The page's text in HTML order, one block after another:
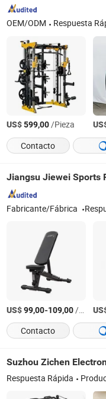
OEM/ODM Respuesta
US$599,00/Pieza
Contacto
Jiangsu Jiewei Sports
Fabricante/Fábrica
US$99,00-109,00/set
Contacto
Suzhou Zichen
Respuesta Rápida Producto de